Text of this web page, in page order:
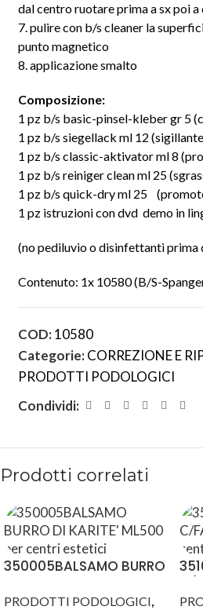
dal centro ruotare prima a sx poi
7. pulire con b/s cleaner la
punto magnetico
8. applicazione smalto
Composizione:
1 pz b/s basic-pinsel-kleber gr 5
1 pz b/s siegellack ml 12
1 pz b/s classic-aktivator ml 8
1 pz b/s reiniger clean ml 25
1 pz b/s quick-dry ml 25
1 pz istruzioni con dvd demo in
(no pediluvio o disinfettanti prima
Contenuto: 1x 10580 (B/S-
COD:10580
Categorie:CORREZIONE E
PRODOTTI PODOLOGICI
Condividi:
Prodotti correlati
350005BALSAMO BURRO
PRODOTTI PODOLOGICI,